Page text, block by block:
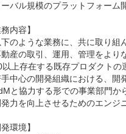
バル規模のプラットフォーム
務内容】
のような業務に、共に取り組
動産の取引、運用、管理をよ
以上存在する既存プロダクト
手中心の開発組織における、
と協力する形での事業部門
発力を向上させるためのエン
発環境】